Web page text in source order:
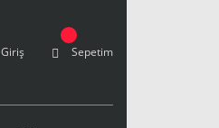
Giriş Sepetim